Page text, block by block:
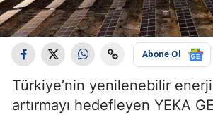
Abone Ol
Türkiye’nin yenilenebilir
artırmayı hedefleyen YEKA